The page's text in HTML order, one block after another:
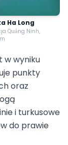
Ha Long
Quảng Ninh,
w wyniku
punkty
oraz
i turkusowe
do prawie